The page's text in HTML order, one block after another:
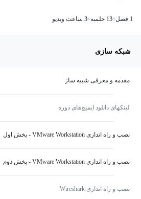
1 فصل 13 جلسه 3 ساعت ویدیو
شبکه سازی
مقدمه و معرفی شبیه ساز
لینکهای دانلود ایمیج‌های دوره
نصب و راه اندازی VMware Workstation - بخش اول
نصب و راه اندازی VMware Workstation - بخش دوم
نصب و راه اندازی Wireshark